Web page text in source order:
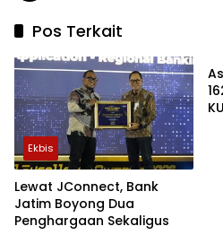
Pos Terkait
Ekbis
Lewat JConnect, Bank
Jatim Boyong Dua
Penghargaan Sekaligus
Ekbis